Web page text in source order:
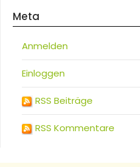
Meta
Anmelden
Einloggen
RSS Beiträge
RSS Kommentare